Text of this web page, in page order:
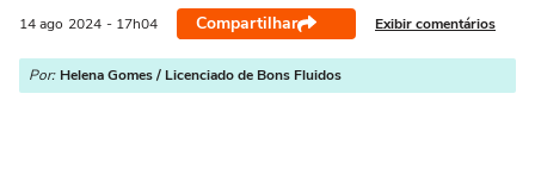
14 ago 2024 - 17h04 Compartilhar Exibir comentários
Por: Helena Gomes / Licenciado de Bons Fluidos